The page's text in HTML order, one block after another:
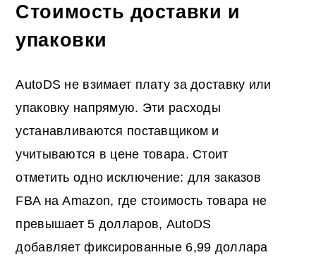
Стоимость доставки и
упаковки
AutoDS не взимает плату за доставку или
упаковку напрямую. Эти расходы
устанавливаются поставщиком и
учитываются в цене товара. Стоит
отметить одно исключение: для заказов
FBA на Amazon, где стоимость товара не
превышает 5 долларов, AutoDS
добавляет фиксированные 6,99 доллара